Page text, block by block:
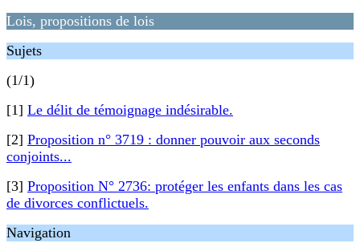
Lois, propositions de lois
Sujets
(1/1)
[1] Le délit de témoignage indésirable.
[2] Proposition n° 3719 : donner pouvoir aux seconds
conjoints...
[3] Proposition N° 2736: protéger les enfants dans les cas
de divorces conflictuels.
Navigation